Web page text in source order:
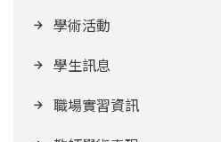
學術活動
學生訊息
職場實習資訊